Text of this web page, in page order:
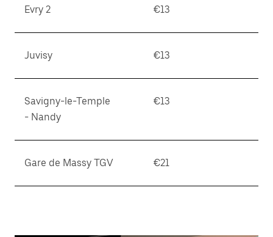
Evry 2 €13
Juvisy €13
Savigny-le-Temple
- Nandy
€13
Gare de Massy TGV €21